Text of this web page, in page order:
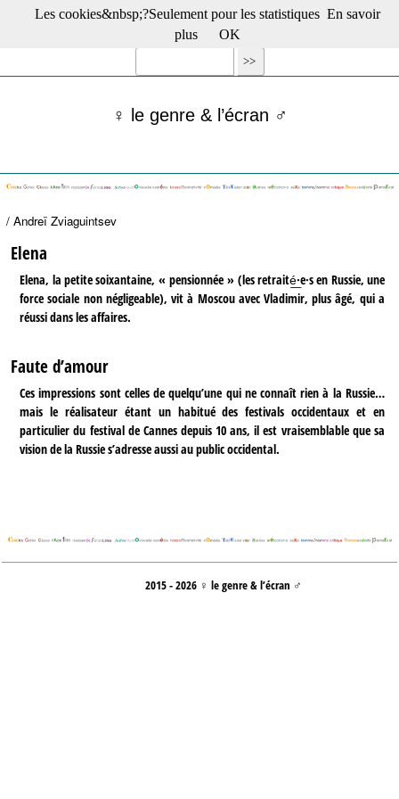
☰ Menu
Films récents
Films -TV/plates-formes
Archives
S’abonner à la Lettre !
♀ le genre & l’écran ♂
/ Andreï Zviaguintsev
Elena
Elena, la petite soixantaine, « pensionnée » (les retraité͟·e·s en Russie, une
force sociale non négligeable), vit à Moscou avec Vladimir, plus âgé, qui a
réussi dans les affaires.
Faute d’amour
Ces impressions sont celles de quelqu’une qui ne connaît rien à la Russie…
mais le réalisateur étant un habitué des festivals occidentaux et en
particulier du festival de Cannes depuis 10 ans, il est vraisemblable que sa
vision de la Russie s’adresse aussi au public occidental.
2015 - 2026 ♀ le genre & l’écran ♂
Les cookies&nbsp;?Seulement pour les statistiques En savoir
plus
OK